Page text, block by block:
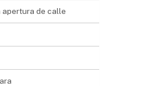
apertura de calle